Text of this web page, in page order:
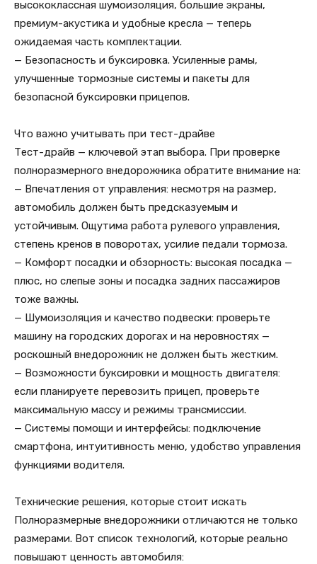
высококлассная шумоизоляция, большие экраны,
премиум-акустика и удобные кресла — теперь
ожидаемая часть комплектации.
— Безопасность и буксировка. Усиленные рамы,
улучшенные тормозные системы и пакеты для
безопасной буксировки прицепов.
Что важно учитывать при тест-драйве
Тест-драйв — ключевой этап выбора. При проверке
полноразмерного внедорожника обратите внимание на:
— Впечатления от управления: несмотря на размер,
автомобиль должен быть предсказуемым и
устойчивым. Ощутима работа рулевого управления,
степень кренов в поворотах, усилие педали тормоза.
— Комфорт посадки и обзорность: высокая посадка —
плюс, но слепые зоны и посадка задних пассажиров
тоже важны.
— Шумоизоляция и качество подвески: проверьте
машину на городских дорогах и на неровностях —
роскошный внедорожник не должен быть жестким.
— Возможности буксировки и мощность двигателя:
если планируете перевозить прицеп, проверьте
максимальную массу и режимы трансмиссии.
— Системы помощи и интерфейсы: подключение
смартфона, интуитивность меню, удобство управления
функциями водителя.
Технические решения, которые стоит искать
Полноразмерные внедорожники отличаются не только
размерами. Вот список технологий, которые реально
повышают ценность автомобиля: